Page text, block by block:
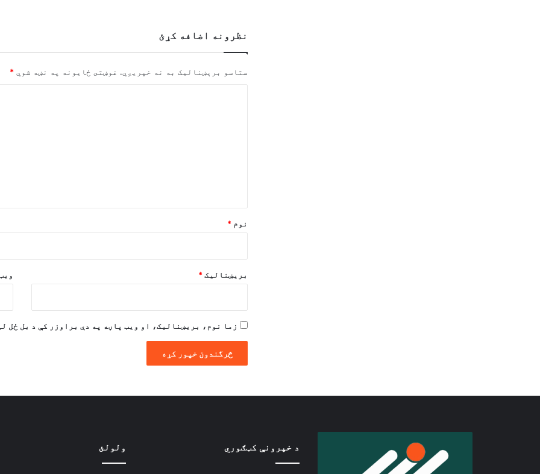
نظرونه اضافه کړئ
ستاسو برېښناليک به نه خپريږي. غوښتى ځایونه په نښه شوي *
نوم *
بریښنالیک *
زما نوم، بریښنالیک، او ویب پاڼه په دې براوزر کې د بل ځل
د خپرونې کټګوري ولولئ